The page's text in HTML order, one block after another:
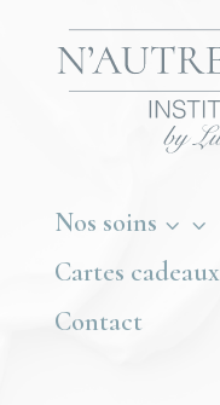
Nos soins 3
Cartes cadeaux
Contact